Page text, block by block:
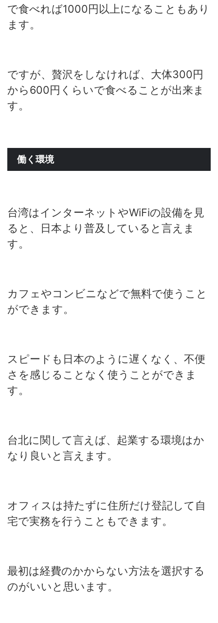
で食べれば1000円以上になることもあり
ます。
ですが、贅沢をしなければ、大体300円
から600円くらいで食べることが出来ま
す。
働く環境
台湾はインターネットやWiFiの設備を見
ると、日本より普及していると言えま
す。
カフェやコンビニなどで無料で使うこと
ができます。
スピードも日本のように遅くなく、不便
さを感じることなく使うことができま
す。
台北に関して言えば、起業する環境はか
なり良いと言えます。
オフィスは持たずに住所だけ登記して自
宅で実務を行うこともできます。
最初は経費のかからない方法を選択する
のがいいと思います。